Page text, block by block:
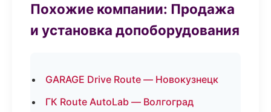
Похожие компании: Продажа
и установка допоборудования
GARAGE Drive Route — Новокузнецк
ГК Route AutoLab — Волгоград